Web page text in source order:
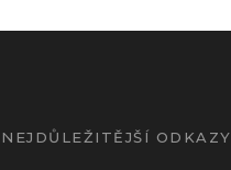
NEJDŮLEŽITĚJŠÍ ODKAZY